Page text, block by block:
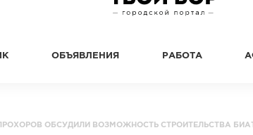
ОБЪЯВЛЕНИЯ РАБОТА
ОБСУДИЛИ ВОЗМОЖНОСТЬ СТРОИТЕЛЬСТВА